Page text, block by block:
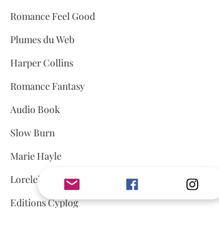
Romance Feel Good
Plumes du Web
Harper Collins
Romance Fantasy
Audio Book
Slow Burn
Marie Hayle
Lorelei C.
Editions Cyplog